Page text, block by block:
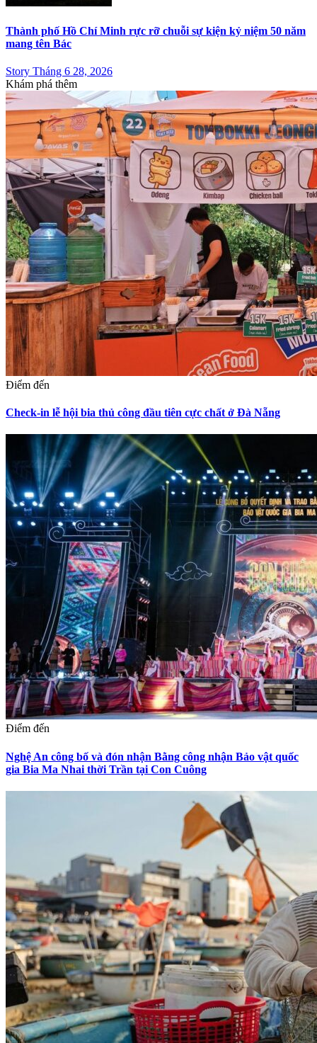
Thành phố Hồ Chí Minh rực rỡ chuỗi sự kiện kỷ niệm 50 năm
mang tên Bác
Story Tháng 6 28, 2026
Khám phá thêm
Điểm đến
Check-in lễ hội bia thủ công đầu tiên cực chất ở Đà Nẵng
Điểm đến
Nghệ An công bố và đón nhận Bằng công nhận Bảo vật quốc
gia Bia Ma Nhai thời Trần tại Con Cuông